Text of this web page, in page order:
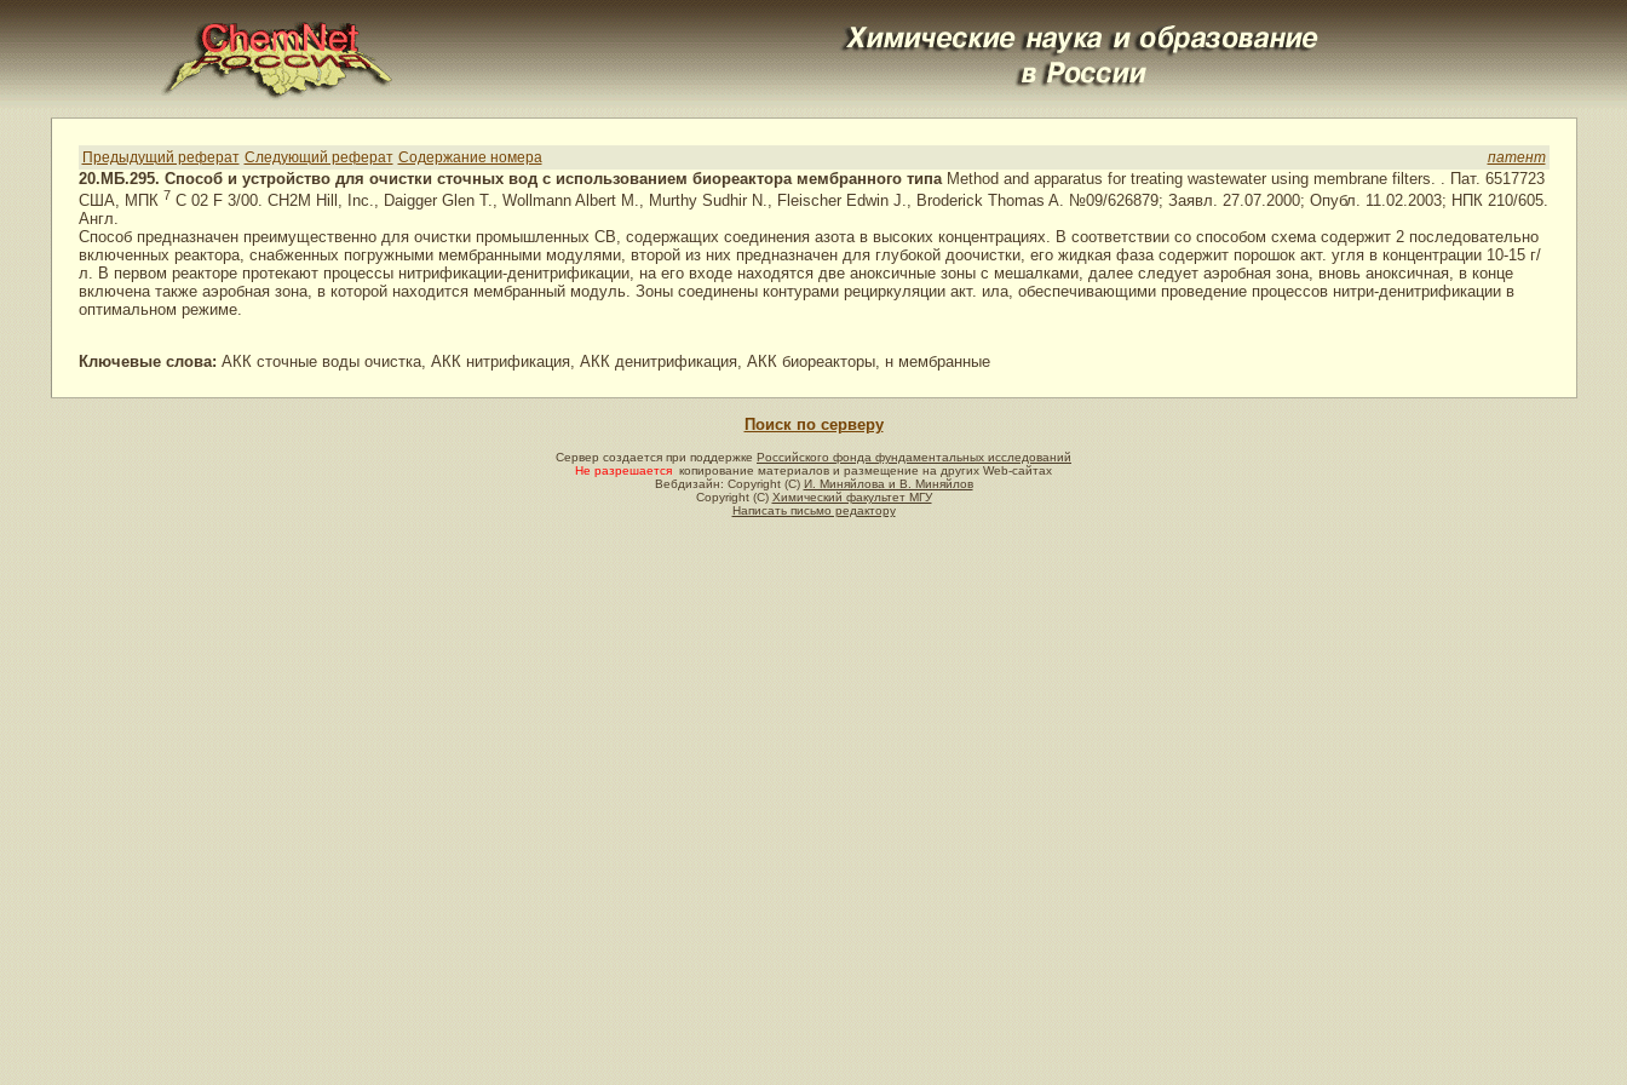
Предыдущий реферат Следующий реферат Содержание номера патент
20.МБ.295. Способ и устройство для очистки сточных вод с использованием биореактора мембранного типаMethod and apparatus for treating wastewater using membrane filters. . Пат. 6517723
США, МПК 7 C 02 F 3/00. CH2M Hill, Inc., Daigger Glen T., Wollmann Albert M., Murthy Sudhir N., Fleischer Edwin J., Broderick Thomas A. №09/626879; Заявл. 27.07.2000; Опубл. 11.02.2003; НПК 210/605.
Англ.
Способ предназначен преимущественно для очистки промышленных СВ, содержащих соединения азота в высоких концентрациях. В соответствии со способом схема содержит 2 последовательно
включенных реактора, снабженных погружными мембранными модулями, второй из них предназначен для глубокой доочистки, его жидкая фаза содержит порошок акт. угля в концентрации 10-15 г/
л. В первом реакторе протекают процессы нитрификации-денитрификации, на его входе находятся две аноксичные зоны с мешалками, далее следует аэробная зона, вновь аноксичная, в конце
включена также аэробная зона, в которой находится мембранный модуль. Зоны соединены контурами рециркуляции акт. ила, обеспечивающими проведение процессов нитри-денитрификации в
оптимальном режиме.
Ключевые слова: АКК сточные воды очистка, АКК нитрификация, АКК денитрификация, АКК биореакторы, н мембранные
Поиск по серверу
Сервер создается при поддержке Российского фонда фундаментальных исследований
Не разрешается копирование материалов и размещение на других Web-сайтах
Вебдизайн: Copyright (C) И. Миняйлова и В. Миняйлов
Copyright (C) Химический факультет МГУ
Написать письмо редактору